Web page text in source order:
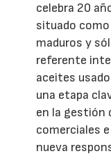
celebra 20
situado
maduros y
referente
aceites
una etapa
en la gestión
comerciales
nueva